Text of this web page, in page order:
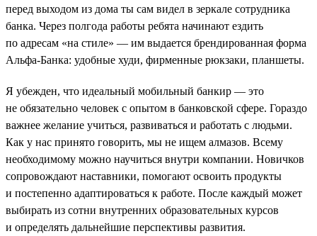
перед выходом из дома ты сам видел в зеркале сотрудника
банка. Через полгода работы ребята начинают ездить
по адресам «на стиле» — им выдается брендированная форма
Альфа-Банка: удобные худи, фирменные рюкзаки, планшеты.
Я убежден, что идеальный мобильный банкир — это
не обязательно человек с опытом в банковской сфере. Гораздо
важнее желание учиться, развиваться и работать с людьми.
Как у нас принято говорить, мы не ищем алмазов. Всему
необходимому можно научиться внутри компании. Новичков
сопровождают наставники, помогают освоить продукты
и постепенно адаптироваться к работе. После каждый может
выбирать из сотни внутренних образовательных курсов
и определять дальнейшие перспективы развития.